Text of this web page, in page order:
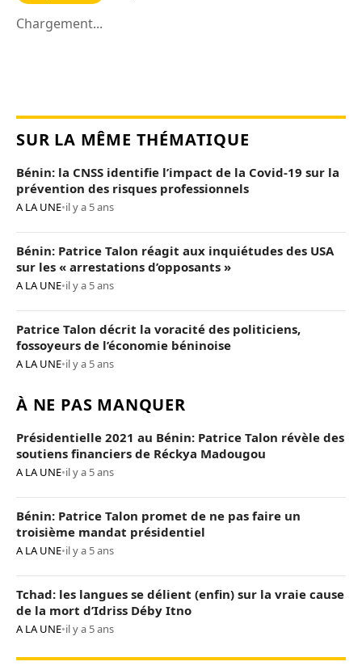
Chargement...
SUR LA MÊME THÉMATIQUE
Bénin: la CNSS identifie l’impact de la Covid-19 sur la
prévention des risques professionnels
A LA UNE•il y a 5 ans
Bénin: Patrice Talon réagit aux inquiétudes des USA
sur les « arrestations d’opposants »
A LA UNE•il y a 5 ans
Patrice Talon décrit la voracité des politiciens,
fossoyeurs de l’économie béninoise
A LA UNE•il y a 5 ans
À NE PAS MANQUER
Présidentielle 2021 au Bénin: Patrice Talon révèle des
soutiens financiers de Réckya Madougou
A LA UNE•il y a 5 ans
Bénin: Patrice Talon promet de ne pas faire un
troisième mandat présidentiel
A LA UNE•il y a 5 ans
Tchad: les langues se délient (enfin) sur la vraie cause
de la mort d’Idriss Déby Itno
A LA UNE•il y a 5 ans